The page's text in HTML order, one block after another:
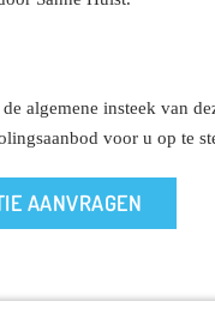
algemene insteek van
voor u op te
AANVRAGEN